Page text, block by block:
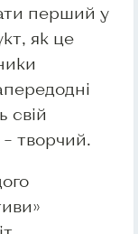
перший у
як це
свій
творчий.